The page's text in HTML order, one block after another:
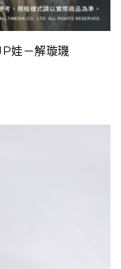
娃－解璇璣